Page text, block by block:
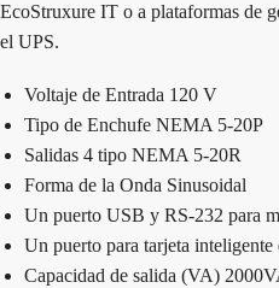
EcoStruxure IT o a plataformas de
el UPS.
Voltaje de Entrada 120 V
Tipo de Enchufe NEMA 5-20P
Salidas 4 tipo NEMA 5-20R
Forma de la Onda Sinusoidal
Un puerto USB y RS-232 para
Un puerto para tarjeta
Capacidad de salida (VA)